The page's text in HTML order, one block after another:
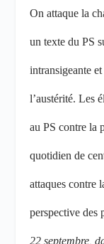
On attaque la
un texte du PS
intransigeante
l’austérité. Les
au PS contre la
quotidien de
attaques contre
perspective des
22 septembre,